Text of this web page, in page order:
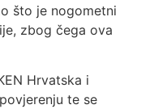
što je nogometni
zbog čega ova
Hrvatska i
te se